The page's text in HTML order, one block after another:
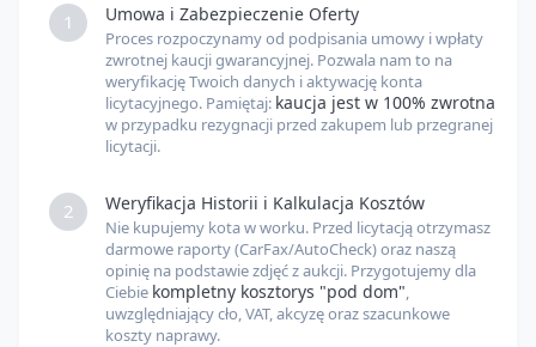
USD PLN
EUR PLN
1 Umowa i Zabezpieczenie Oferty
Proces rozpoczynamy od podpisania umowy i wpłaty
zwrotnej kaucji gwarancyjnej. Pozwala nam to na
weryfikację Twoich danych i aktywację konta
licytacyjnego. Pamiętaj: kaucja jest w 100% zwrotna
w przypadku rezygnacji przed zakupem lub przegranej
licytacji.
2 Weryfikacja Historii i Kalkulacja Kosztów
Nie kupujemy kota w worku. Przed licytacją otrzymasz
darmowe raporty (CarFax/AutoCheck) oraz naszą
opinię na podstawie zdjęć z aukcji. Przygotujemy dla
Ciebie kompletny kosztorys "pod dom",
uwzględniający cło, VAT, akcyzę oraz szacunkowe
koszty naprawy.